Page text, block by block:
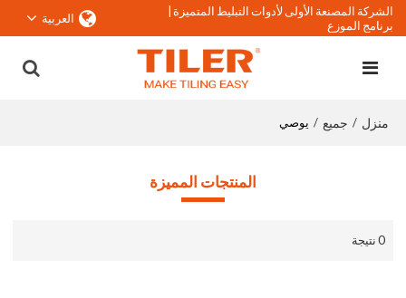
الشركة المصنعة الأولى لأدوات التبليط المتميزة |
برنامج الموزع
العربية
منزل / جميع / يوصي
المنتجات المميزة
0 نتيجة